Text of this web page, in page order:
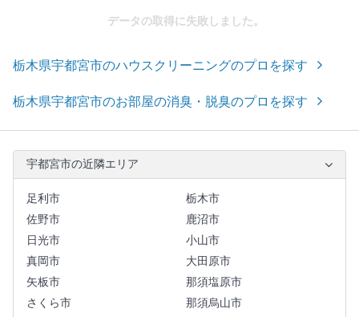
データの取得に失敗しました。
栃木県宇都宮市のハウスクリーニングのプロを探す
栃木県宇都宮市のお部屋の消臭・脱臭のプロを探す
宇都宮市の近隣エリア
足利市
栃木市
佐野市
鹿沼市
日光市
小山市
真岡市
大田原市
矢板市
那須塩原市
さくら市
那須烏山市